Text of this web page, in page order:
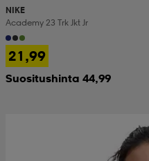
NIKE
Academy 23 Trk Jkt Jr
21,99
Suositushinta 44,99